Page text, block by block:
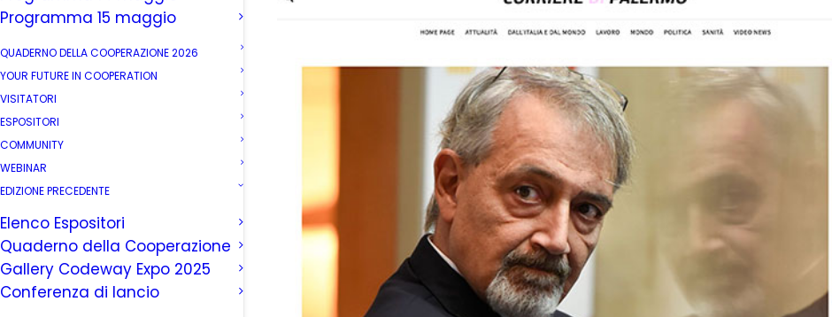
Programma 15 maggio
QUADERNO DELLA COOPERAZIONE 2026
YOUR FUTURE IN COOPERATION
VISITATORI
ESPOSITORI
COMMUNITY
WEBINAR
EDIZIONE PRECEDENTE
Elenco Espositori
Quaderno della Cooperazione
Gallery Codeway Expo 2025
Conferenza di lancio